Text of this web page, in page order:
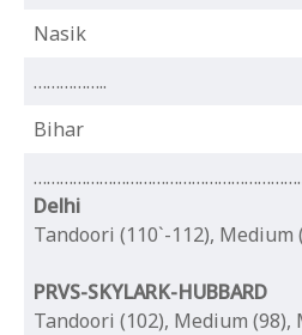
Nasik
……………..
Bihar
Delhi
Tandoori (110`-112), Medium
PRVS-SKYLARK-HUBBARD
Tandoori (102), Medium (98),